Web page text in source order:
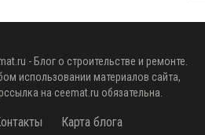
- Блог о строительстве и ремонте.
использовании материалов сайта,
на ceemat.ru обязательна.
Карта блога